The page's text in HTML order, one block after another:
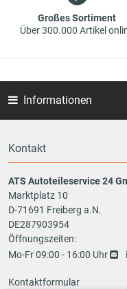
Großes Sortiment
Über 300.000 Artikel
Informationen
Kontakt
ATS Autoteileservice 24
Marktplatz 10
D-71691 Freiberg a.N.
DE287903954
Öffnungszeiten:
Mo-Fr 09:00 - 16:00 Uhr
Kontaktformular